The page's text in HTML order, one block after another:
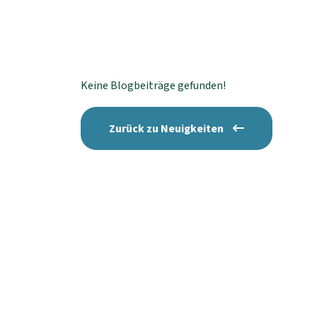
Keine Blogbeiträge gefunden!
Zurück zu Neuigkeiten